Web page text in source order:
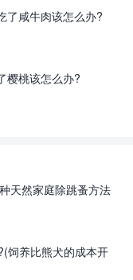
了咸牛肉该怎么办?
樱桃该怎么办?
天然家庭除跳蚤方法
饲养比熊犬的成本开